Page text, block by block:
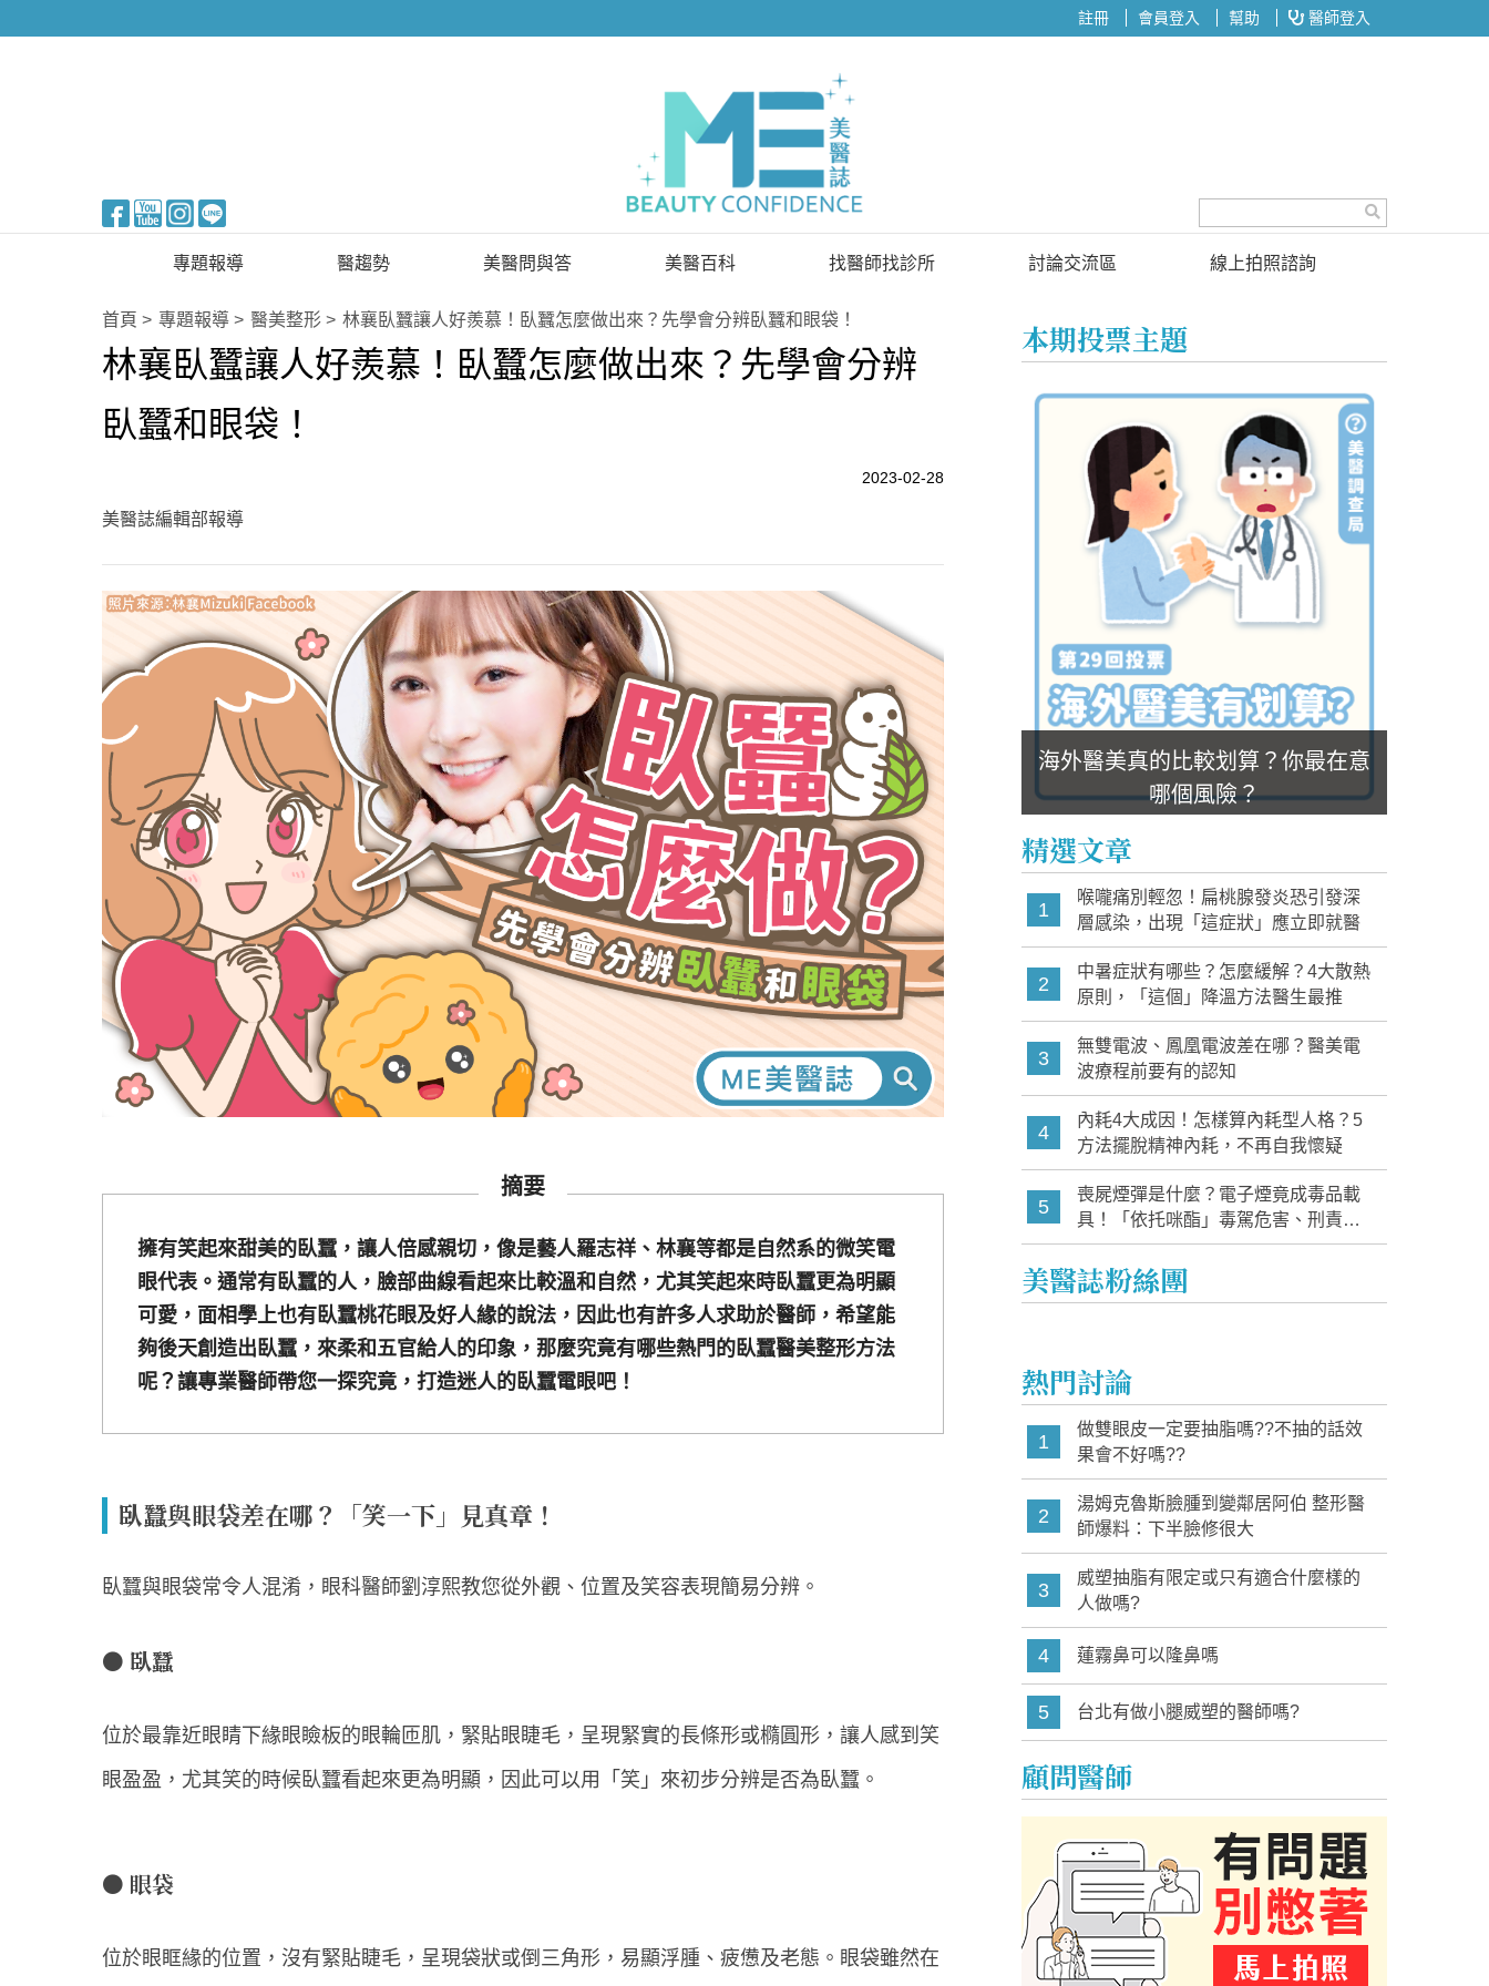
註冊 會員登入 幫助 醫師登入
專題報導
新知快訊
醫美整形
保健醫療
名醫問診室
醫趨勢
美醫FUN知識
國際新知
美醫問與答
已解決問題
待解決問題
美醫百科 找醫師找診所
找診所
討論交流區
投票區
線上拍照諮詢
首頁 專題報導 醫美整形 林襄臥蠶讓人好羨慕！臥蠶怎麼做出來？先學會分辨臥蠶和眼袋！
林襄臥蠶讓人好羨慕！臥蠶怎麼做出來？先學會分辨
臥蠶和眼袋！
2023-02-28
美醫誌編輯部報導
摘要
擁有笑起來甜美的臥蠶，讓人倍感親切，像是藝人羅志祥、林襄等都是自然系的微笑電
眼代表。通常有臥蠶的人，臉部曲線看起來比較溫和自然，尤其笑起來時臥蠶更為明顯
可愛，面相學上也有臥蠶桃花眼及好人緣的說法，因此也有許多人求助於醫師，希望能
夠後天創造出臥蠶，來柔和五官給人的印象，那麼究竟有哪些熱門的臥蠶醫美整形方法
呢？讓專業醫師帶您一探究竟，打造迷人的臥蠶電眼吧！
臥蠶與眼袋差在哪？「笑一下」見真章！
臥蠶與眼袋常令人混淆，眼科醫師劉淳熙教您從外觀、位置及笑容表現簡易分辨。
● 臥蠶
位於最靠近眼睛下緣眼瞼板的眼輪匝肌，緊貼眼睫毛，呈現緊實的長條形或橢圓形，讓人感到笑
眼盈盈，尤其笑的時候臥蠶看起來更為明顯，因此可以用「笑」來初步分辨是否為臥蠶。
● 眼袋
位於眼眶緣的位置，沒有緊貼睫毛，呈現袋狀或倒三角形，易顯浮腫、疲憊及老態。眼袋雖然在
本期投票主題
海外醫美真的比較划算？你最在意
哪個風險？
精選文章
1
喉嚨痛別輕忽！扁桃腺發炎恐引發深
層感染，出現「這症狀」應立即就醫
2
中暑症狀有哪些？怎麼緩解？4大散熱
原則，「這個」降溫方法醫生最推
3
無雙電波、鳳凰電波差在哪？醫美電
波療程前要有的認知
4
內耗4大成因！怎樣算內耗型人格？5
方法擺脫精神內耗，不再自我懷疑
5
喪屍煙彈是什麼？電子煙竟成毒品載
具！「依托咪酯」毒駕危害、刑責與
家長必知警訊
美醫誌粉絲團
熱門討論
1
做雙眼皮一定要抽脂嗎??不抽的話效
果會不好嗎??
2
湯姆克魯斯臉腫到變鄰居阿伯 整形醫
師爆料：下半臉修很大
3
威塑抽脂有限定或只有適合什麼樣的
人做嗎?
4 蓮霧鼻可以隆鼻嗎
5 台北有做小腿威塑的醫師嗎?
顧問醫師